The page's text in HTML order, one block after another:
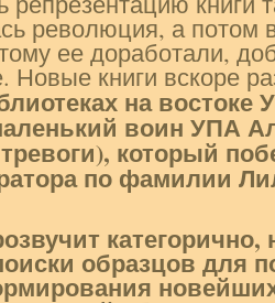
революция, а потом
ее доработали,
Новые книги вскоре
на
воин УПА
который
по фамилии
категорично,
образцов для